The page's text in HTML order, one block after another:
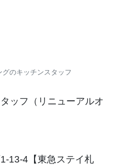
のキッチンスタッフ
ッフ（リニューアルオ
13-4【東急ステイ札